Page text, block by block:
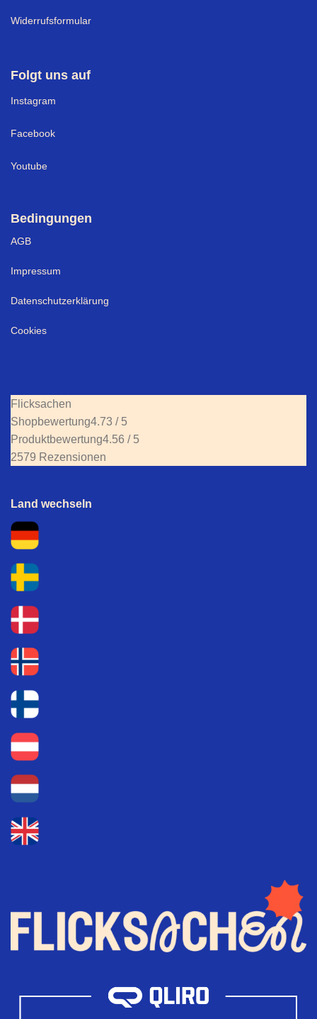
Widerrufsformular
Folgt uns auf
Instagram
Facebook
Youtube
Bedingungen
AGB
Impressum
Datenschutzerklärung
Cookies
Flicksachen
Shopbewertung4.73 / 5
Produktbewertung4.56 / 5
2579 Rezensionen
Land wechseln